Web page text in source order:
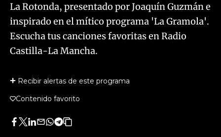
La Rotonda, presentado por Joaquín Guzmán e
inspirado en el mítico programa 'La Gramola'.
Escucha tus canciones favoritas en Radio
Castilla-La Mancha.
Recibir alertas de este programa
Contenido favorito
Facebook
Twitter
LinkedIn
Enviar
Whatsapp
Telegram
Copiar